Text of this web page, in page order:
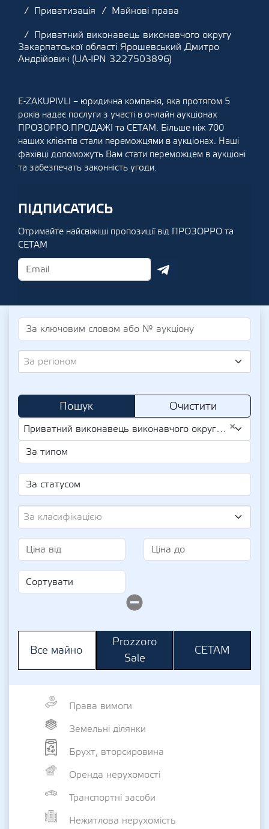
Приватизація
Майнові права
Приватний виконавець виконавчого округу
Закарпатської області Ярошевський Дмитро
Андрійович (UA-IPN 3227503896)
E-ZAKUPIVLI – юридична компанія, яка протягом 5
років надає послуги з участі в онлайн аукціонах
ПРОЗОРРО.ПРОДАЖІ та СЕТАМ. Більше ніж 700
наших клієнтів стали переможцями в аукціонах. Наші
фахівці допоможуть Вам стати переможцем в аукціоні
та забезпечать законність угоди.
ПІДПИСАТИСЬ
Отримайте найсвіжіші пропозиції від ПРОЗОРРО та
СЕТАМ
За регіоном
Пошук Очистити
×
Приватний виконавець виконавчого округу Закарпатської області Ярошевський Дмитро Андрійович (UA-IPN 3227503896)
За класифікацією
Все майно
Prozzoro
Sale
СЕТАМ
Права вимоги
Земельні ділянки
Брухт, вторсировина
Оренда нерухомості
Транспортні засоби
Нежитлова нерухомість